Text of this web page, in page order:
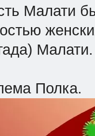
Малати
Малати.
Полка.